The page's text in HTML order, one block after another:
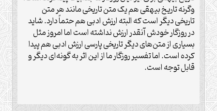
وگرنه تاریخ بیهقی هم یک متن تاریخی مانند هر متن
تاریخی دیگر است که البته ارزش ادبی هم حتماً دارد. شاید
در روزگار خودش آنقدر ارزش نداشته است اما امروز مثل
بسیاری از متن‌های دیگر تاریخی پارسی ارزش ادبی هم پیدا
کرده است. اما تفسیر روزگار ما از این اثر به گونه‌ای دیگر و
قابل توجه است.